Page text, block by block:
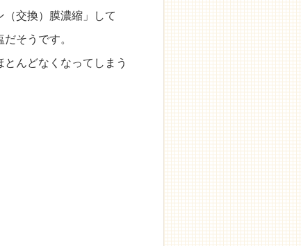
交換）膜濃縮」して
そうです。
んどなくなってしまう